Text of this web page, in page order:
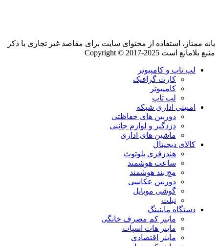
بانه ممتاز، استفاده از محتوای سایت برای مقاصد غیر تجاری با ذکر
منبع بلامانع است Copyright © 2017-2025
لپ تاپ و کامپیوتر
کارت گرافیک
کامپیوتر
لپ تاپ
امنیتی اداری شبکه
دوربین های حفاظتی
دزدگیر و لوازم جانبی
ماشین های اداری
کالای دیجیتال
هندزفری بلوتوث
ساعت هوشمند
مچ بند هوشمند
دوربین عکاسی
گوشی موبایل
تبلت
دستگاه ماینینگ
ماینر کم مصرف خانگی
ماینر هات اسپات
ماینر اقتصادی